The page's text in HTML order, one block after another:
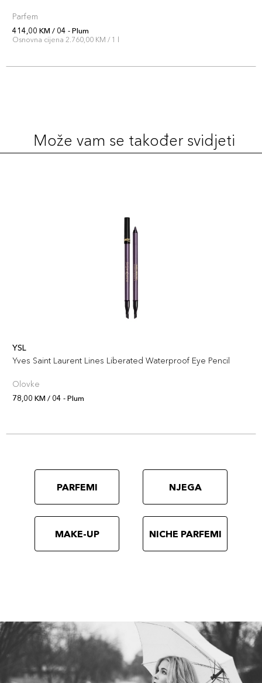
Parfem
414,00 KM / 04 - Plum
Osnovna cijena 2.760,00 KM / 1 l
Može vam se također svidjeti
YSL
Yves Saint Laurent Lines Liberated Waterproof Eye Pencil
Olovke
78,00 KM / 04 - Plum
PARFEMI NJEGA
MAKE-UP NICHE PARFEMI